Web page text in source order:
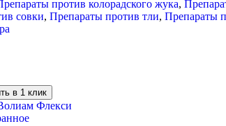
против колорадского жука,
совки, Препараты против тли, Препараты
в 1 клик